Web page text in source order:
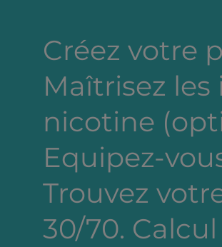
Créez votre
Maîtrisez les
nicotine
Equipez-
Trouvez
30/70.